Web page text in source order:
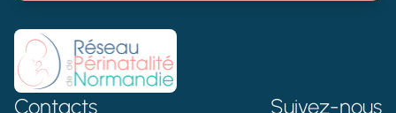
Contacts Suivez-nous